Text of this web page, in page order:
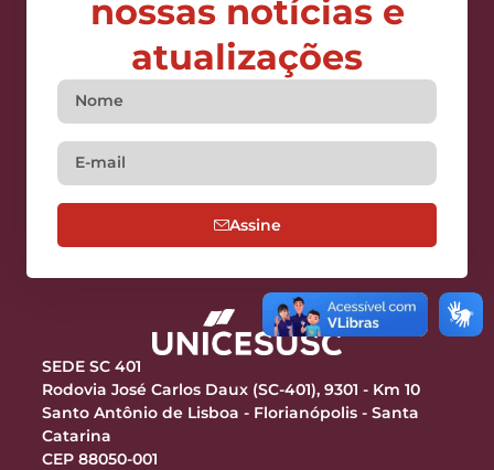
nossas notícias e
atualizações
Assine
SEDE SC 401
Rodovia José Carlos Daux (SC-401), 9301 - Km 10
Santo Antônio de Lisboa - Florianópolis - Santa
Catarina
CEP 88050-001